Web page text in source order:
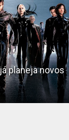
planeja novos